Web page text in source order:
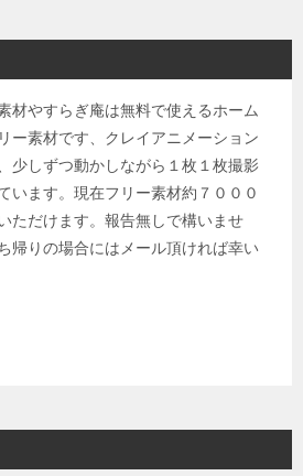
材やすらぎ庵は無料で使えるホーム
ー素材です、クレイアニメーション
少しずつ動かしながら１枚１枚撮影
います。現在フリー素材約７０００
ただけます。報告無しで構いませ
帰りの場合にはメール頂ければ幸い